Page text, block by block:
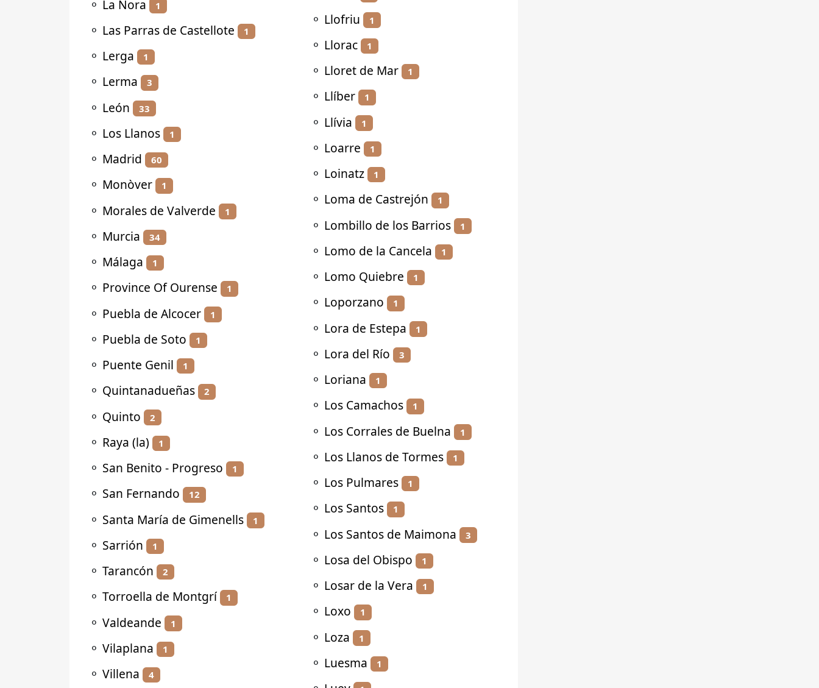
⚬ La Ñora 1
⚬ Las Parras de Castellote 1
⚬ Lerga 1
⚬ Lerma 3
⚬ León 33
⚬ Los Llanos 1
⚬ Madrid 60
⚬ Monòver 1
⚬ Morales de Valverde 1
⚬ Murcia 34
⚬ Málaga 1
⚬ Province Of Ourense 1
⚬ Puebla de Alcocer 1
⚬ Puebla de Soto 1
⚬ Puente Genil 1
⚬ Quintanadueñas 2
⚬ Quinto 2
⚬ Raya (la) 1
⚬ San Benito - Progreso 1
⚬ San Fernando 12
⚬ Santa María de Gimenells 1
⚬ Sarrión 1
⚬ Tarancón 2
⚬ Torroella de Montgrí 1
⚬ Valdeande 1
⚬ Vilaplana 1
⚬ Villena 4
⚬ Llofriu 1
⚬ Llorac 1
⚬ Lloret de Mar 1
⚬ Llíber 1
⚬ Llívia 1
⚬ Loarre 1
⚬ Loinatz 1
⚬ Loma de Castrejón 1
⚬ Lombillo de los Barrios 1
⚬ Lomo de la Cancela 1
⚬ Lomo Quiebre 1
⚬ Loporzano 1
⚬ Lora de Estepa 1
⚬ Lora del Río 3
⚬ Loriana 1
⚬ Los Camachos 1
⚬ Los Corrales de Buelna 1
⚬ Los Llanos de Tormes 1
⚬ Los Pulmares 1
⚬ Los Santos 1
⚬ Los Santos de Maimona 3
⚬ Losa del Obispo 1
⚬ Losar de la Vera 1
⚬ Loxo 1
⚬ Loza 1
⚬ Luesma 1